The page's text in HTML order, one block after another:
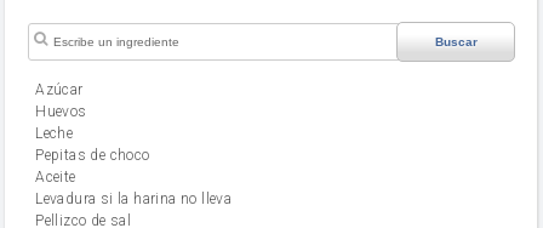
Buscar
Azúcar
huevos
leche
Pepitas de choco
aceite
Levadura si la harina no lleva
Pellizco de sal